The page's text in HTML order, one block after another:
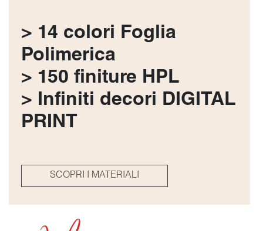
> 14 colori Foglia
Polimerica
> 150 finiture HPL
> Infiniti decori DIGITAL
PRINT
SCOPRI I MATERIALI